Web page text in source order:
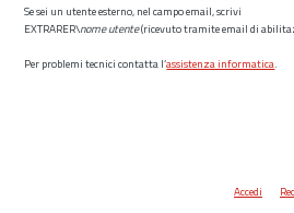
Se sei un utente esterno, nel campo email, scrivi
EXTRARER\nome utente(ricevuto tramite email di
Per problemi tecnici contatta l’assistenza informatica.
Accedi